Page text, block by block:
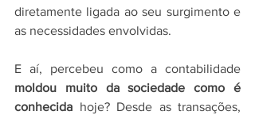
diretamente ligada ao seu surgimento e
as necessidades envolvidas.
moldou muito da sociedade como é
conhecida hoje? Desde as transações,